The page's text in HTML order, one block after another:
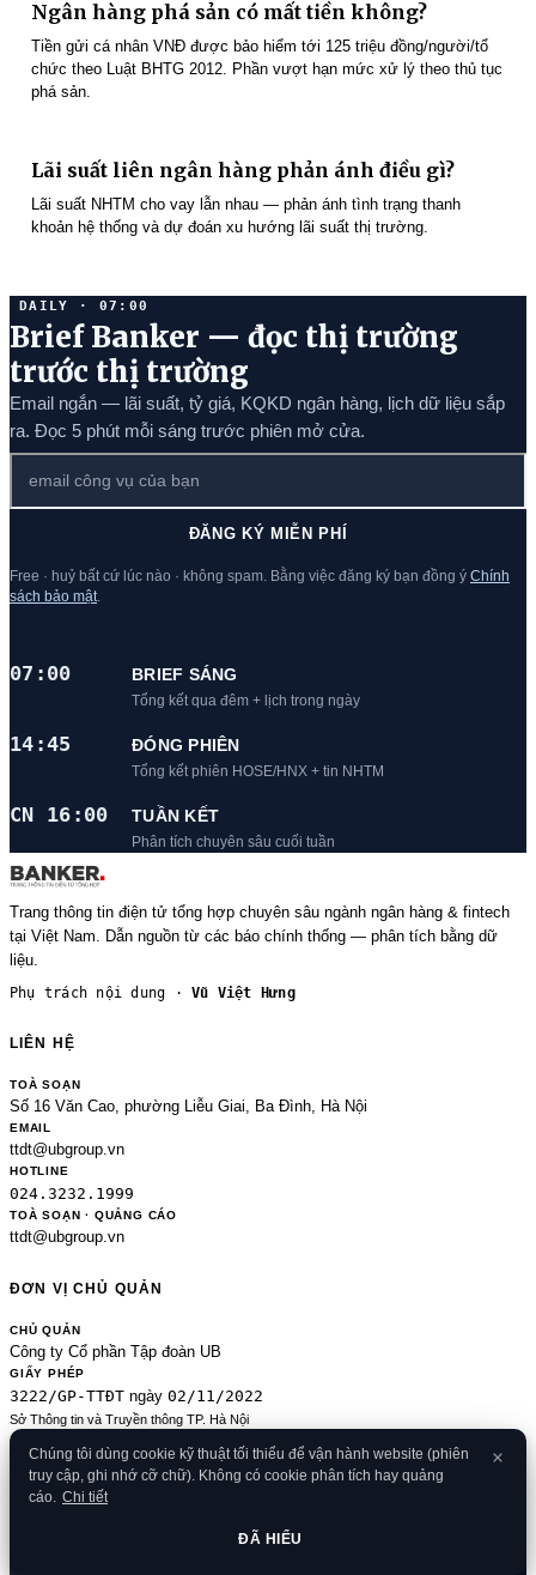
Ngân hàng phá sản có mất tiền không?
Tiền gửi cá nhân VNĐ được bảo hiểm tới 125 triệu đồng/người/tổ
chức theo Luật BHTG 2012. Phần vượt hạn mức xử lý theo thủ tục
phá sản.
Lãi suất liên ngân hàng phản ánh điều gì?
Lãi suất NHTM cho vay lẫn nhau — phản ánh tình trạng thanh
khoản hệ thống và dự đoán xu hướng lãi suất thị trường.
DAILY · 07:00
Brief Banker — đọc thị trường
trước thị trường
Email ngắn — lãi suất, tỷ giá, KQKD ngân hàng, lịch dữ liệu sắp
ra. Đọc 5 phút mỗi sáng trước phiên mở cửa.
ĐĂNG KÝ MIỄN PHÍ
Free · huỷ bất cứ lúc nào · không spam. Bằng việc đăng ký bạn đồng ý Chính
sách bảo mật
07:00 BRIEF SÁNG
Tổng kết qua đêm + lịch trong ngày
14:45 ĐÓNG PHIÊN
Tổng kết phiên HOSE/HNX + tin NHTM
CN 16:00 TUẦN KẾT
Phân tích chuyên sâu cuối tuần
Trang thông tin điện tử tổng hợp chuyên sâu ngành ngân hàng & fintech
tại Việt Nam. Dẫn nguồn từ các báo chính thống — phân tích bằng dữ
liệu.
Phụ trách nội dung ·Vũ Việt Hưng
LIÊN HỆ
TOÀ SOẠN
Số 16 Văn Cao, phường Liễu Giai, Ba Đình, Hà Nội
EMAIL
ttdt@ubgroup.vn
HOTLINE
024.3232.1999
TOÀ SOẠN · QUẢNG CÁO
ttdt@ubgroup.vn
ĐƠN VỊ CHỦ QUẢN
CHỦ QUẢN
Công ty Cổ phần Tập đoàn UB
GIẤY PHÉP
3222/GP-TTĐT ngày 02/11/2022
Sở Thông tin và Truyền thông TP. Hà Nội
Sửa đổi của 2489/GP-TTĐT ngày 24/8/2020
ĐKKD
0106080414 09/01/2013
© 2026 Banker.vn
Cookies·Liên hệ
Chúng tôi dùng cookie kỹ thuật tối thiểu để vận hành website (phiên
truy cập, ghi nhớ cỡ chữ). Không có cookie phân tích hay quảng
cáo. Chi tiết
ĐÃ HIỂU